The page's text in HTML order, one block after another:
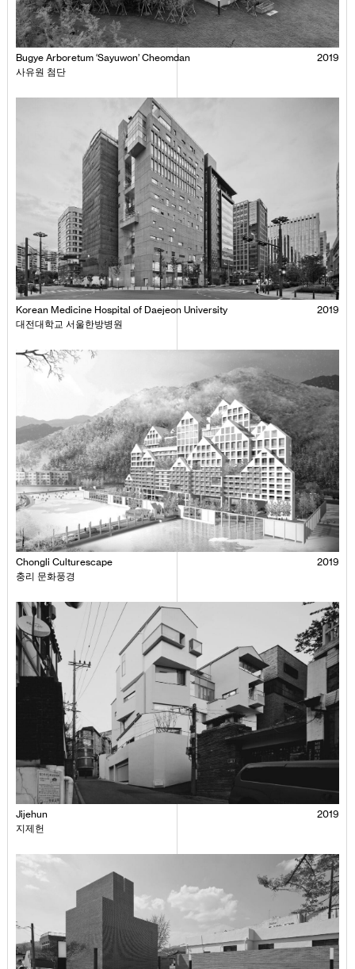
2019
Bugye Arboretum ‘Sayuwon’ Cheomdan
사유원 첨단
2019
Korean Medicine Hospital of Daejeon University
대전대학교 서울한방병원
2019
Chongli Culturescape
충리 문화풍경
2019
Jijehun
지제헌